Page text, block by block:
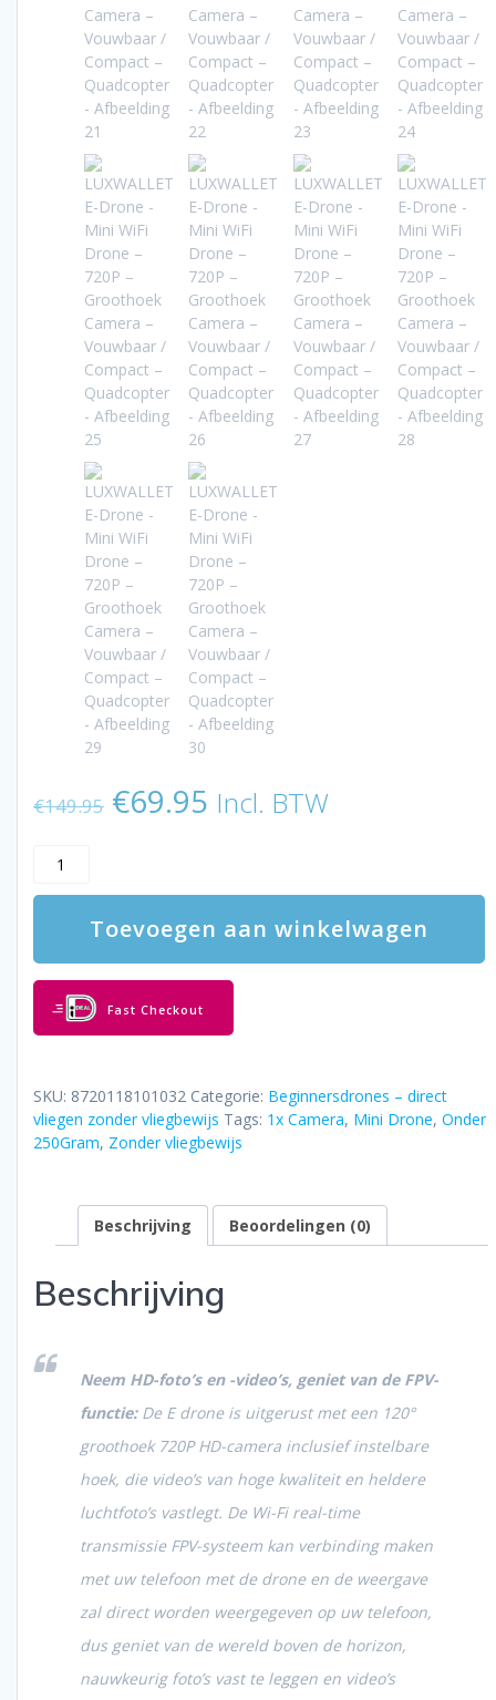
€149.95 Oorspronkelijke
prijs
€69.95 Huidige
prijs
Incl. BTW
LUXWALLET
Drone
Drone
720P
Groothoek
Camera
–
Vouwbaar
Compact
Quadcopter
Toevoegen aan winkelwagen
Fast Checkout
SKU: 8720118101032 Categorie: Beginnersdrones – direct
vliegen zonder vliegbewijs Tags: 1x Camera, Mini Drone, Onder
250Gram, Zonder vliegbewijs
Beschrijving Beoordelingen (0)
Beschrijving
Neem HD-foto’s en -video’s, geniet van de FPV-
functie:De E drone is uitgerust met een 120°
groothoek 720P HD-camera inclusief instelbare
hoek, die video’s van hoge kwaliteit en heldere
luchtfoto’s vastlegt. De Wi-Fi real-time
transmissie FPV-systeem kan verbinding maken
met uw telefoon met de drone en de weergave
zal direct worden weergegeven op uw telefoon,
dus geniet van de wereld boven de horizon,
nauwkeurig foto’s vast te leggen en video’s